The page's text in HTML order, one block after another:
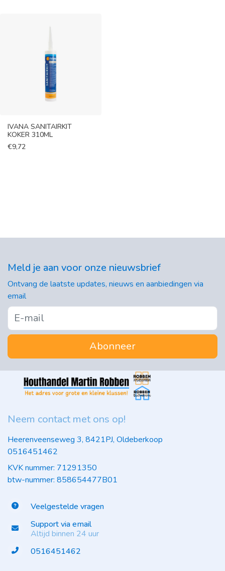
IVANA SANITAIRKIT
KOKER 310ML
€9,72
Meld je aan voor onze nieuwsbrief
Ontvang de laatste updates, nieuws en aanbiedingen via
email
Abonneer
Neem contact met ons op!
Heerenveenseweg 3, 8421PJ, Oldeberkoop
0516451462
KVK nummer: 71291350
btw-nummer: 858654477B01
Veelgestelde vragen
Support via email
Altijd binnen 24 uur
0516451462